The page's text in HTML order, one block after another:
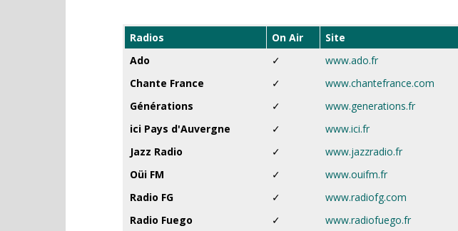
Radios On Air
Site
Ado
✓
www.ado.fr
Chante France
✓
www.chantefrance.com
Générations
✓
www.generations.fr
ici Pays d'Auvergne
✓
www.ici.fr
Jazz Radio
✓
www.jazzradio.fr
Oüi FM
✓
www.ouifm.fr
Radio FG
✓
www.radiofg.com
Radio Fuego
✓
www.radiofuego.fr